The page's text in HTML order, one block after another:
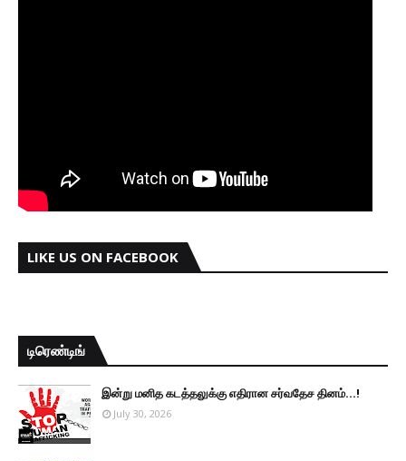
LIKE US ON FACEBOOK
டிரெண்டிங்
இன்று மனித கடத்தலுக்கு எதிரான சர்வதேச தினம்...!
July 30, 2026